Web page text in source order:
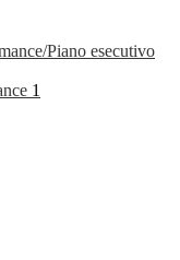
Piano esecutivo
1